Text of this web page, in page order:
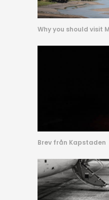
Why you should visit
Brev från Kapstaden